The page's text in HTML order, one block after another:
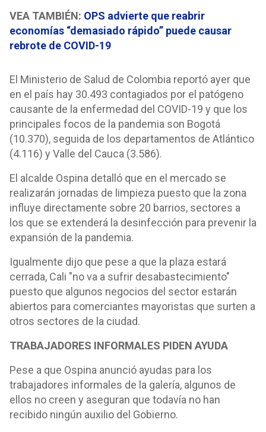
VEA TAMBIÉN: OPS advierte que reabrir
economías “demasiado rápido” puede causar
rebrote de COVID-19
El Ministerio de Salud de Colombia reportó ayer que
en el país hay 30.493 contagiados por el patógeno
causante de la enfermedad del COVID-19 y que los
principales focos de la pandemia son Bogotá
(10.370), seguida de los departamentos de Atlántico
(4.116) y Valle del Cauca (3.586).
El alcalde Ospina detalló que en el mercado se
realizarán jornadas de limpieza puesto que la zona
influye directamente sobre 20 barrios, sectores a
los que se extenderá la desinfección para prevenir la
expansión de la pandemia.
Igualmente dijo que pese a que la plaza estará
cerrada, Cali "no va a sufrir desabastecimiento"
puesto que algunos negocios del sector estarán
abiertos para comerciantes mayoristas que surten a
otros sectores de la ciudad.
TRABAJADORES INFORMALES PIDEN AYUDA
Pese a que Ospina anunció ayudas para los
trabajadores informales de la galería, algunos de
ellos no creen y aseguran que todavía no han
recibido ningún auxilio del Gobierno.